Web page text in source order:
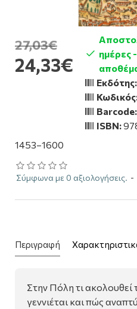
1453–1600
Σύμφωνα με 0 αξιολογήσεις. -
24,33€
27,03€
ημέρες
Εκδότης:
Barcode:
ISBN:
Περιγραφή
Στην Πόλη τι
γεννιέται και πώς